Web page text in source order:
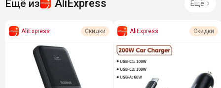
Ещё из AliExpress Ещё
AliExpress Скидки AliExpress Скидки